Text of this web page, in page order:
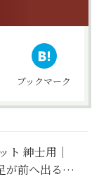
ブックマーク
ト 紳士用｜
が前へ出るス